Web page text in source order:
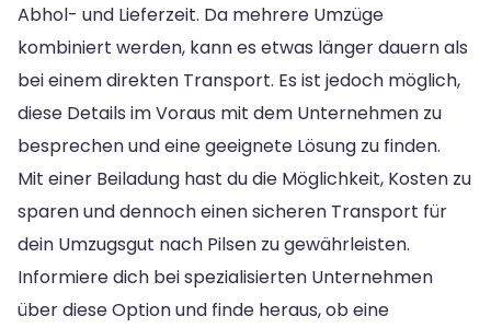
Abhol- und Lieferzeit. Da mehrere Umzüge
kombiniert werden, kann es etwas länger dauern als
bei einem direkten Transport. Es ist jedoch möglich,
diese Details im Voraus mit dem Unternehmen zu
besprechen und eine geeignete Lösung zu finden.
Mit einer Beiladung hast du die Möglichkeit, Kosten zu
sparen und dennoch einen sicheren Transport für
dein Umzugsgut nach Pilsen zu gewährleisten.
Informiere dich bei spezialisierten Unternehmen
über diese Option und finde heraus, ob eine